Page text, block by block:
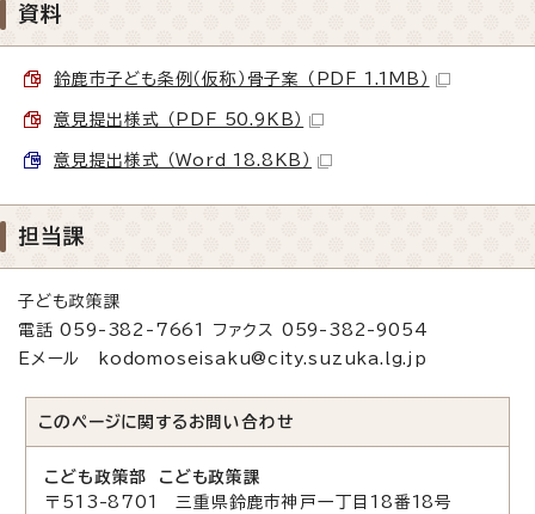
資料
鈴鹿市子ども条例（仮称）骨子案 （PDF 1.1MB）
意見提出様式 （PDF 50.9KB）
意見提出様式 （Word 18.8KB）
担当課
子ども政策課
電話 059-382-7661 ファクス 059-382-9054
Eメール kodomoseisaku@city.suzuka.lg.jp
このページに関する お問い合わせ
こども政策部 こども政策課
〒513-8701 三重県鈴鹿市神戸一丁目18番18号